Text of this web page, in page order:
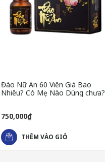
Đào Nữ An 60 Viên Giá Bao
Nhiêu? Có Mẹ Nào Dùng chưa?
750,000₫
THÊM VÀO GIỎ